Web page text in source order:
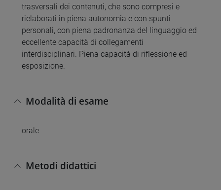
trasversali dei contenuti, che sono compresi e
rielaborati in piena autonomia e con spunti
personali, con piena padronanza del linguaggio ed
eccellente capacità di collegamenti
interdisciplinari. Piena capacità di riflessione ed
esposizione.
Modalità di esame
orale
Metodi didattici